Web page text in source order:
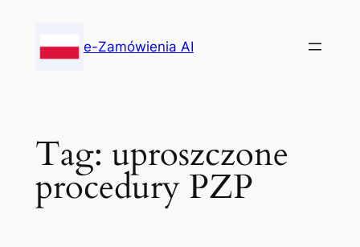
content
e-Zamówienia AI
Tag: uproszczone
procedury PZP